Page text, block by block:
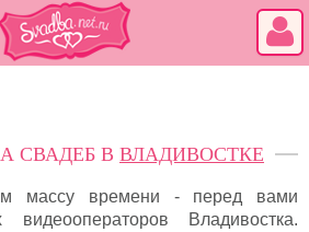
СВАДЕБ В ВЛАДИВОСТКЕ
массу времени - перед вами
видеооператоров Владивостка.